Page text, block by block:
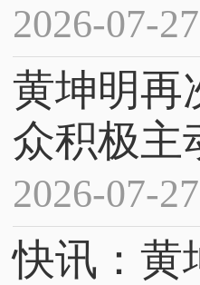
2026-07-27
黄坤明再
众积极主
2026-07-27
快讯：黄